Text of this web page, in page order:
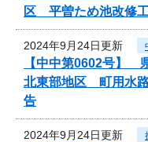
区 平曽ため池改修
2024年9月24日更新
【中中第0602号】
北東部地区 町用水
告
2024年9月24日更新